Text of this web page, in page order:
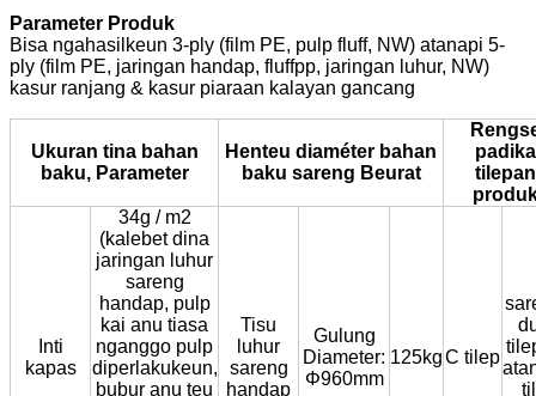
Parameter Produk
Bisa ngahasilkeun 3-ply (film PE, pulp fluff, NW) atanapi 5-
ply (film PE, jaringan handap, fluffpp, jaringan luhur, NW)
kasur ranjang & kasur piaraan kalayan gancang
Ukuran tina bahan
baku, Parameter
Henteu diaméter bahan
baku sareng Beurat
padika
tilepan
Inti
kapas
34g / m2
(kalebet dina
jaringan luhur
sareng
handap, pulp
kai anu tiasa
nganggo pulp
diperlakukeun,
bubur anu teu
Tisu
luhur
sareng
handap
Gulung
Diameter:
Φ960mm
125kgC tilep